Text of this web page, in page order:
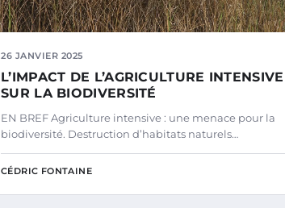
26 JANVIER 2025
L’IMPACT DE L’AGRICULTURE INTENSIVE
SUR LA BIODIVERSITÉ
EN BREF Agriculture intensive : une menace pour la
biodiversité. Destruction d’habitats naturels…
CÉDRIC FONTAINE